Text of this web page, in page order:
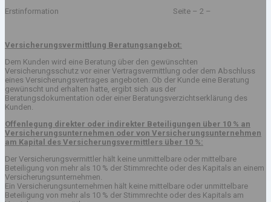
Erstinformation Seite – 2 –
Versicherungsvermittlung Beratungsangebot:
Dem Kunden wird eine Beratung über den gewünschten
Versicherungsschutz vor einer Vertragsvermittlung oder dem Abschluss
eines Versicherungsvertrages angeboten. Ob der Kunde eine Beratung
gewünscht und erhalten hatte, ergibt sich aus der
Beratungsdokumentation oder einer Beratungsverzichtserklärung des
Kunden.
Offenlegung direkter oder indirekter Beteiligungen über 10 % an
Versicherungsunternehmen oder von Versicherungsunternehmen
am Kapital des Versicherungsvermittlers über 10 %:
Der Versicherungsvermittler hält keine unmittelbare oder mittelbare
Beteiligung von mehr als 10 % der Stimmrechte oder des Kapitals an einem
Versicherungsunternehmen.
Ein Versicherungsunternehmen hält keine mittelbare oder unmittelbare
Beteiligung von mehr als 10 % der Stimmrechte oder des Kapitals am